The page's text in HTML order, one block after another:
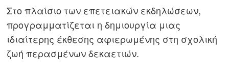
Στο πλαίσιο των επετειακών εκδηλώσεων,
προγραμματίζεται η δημιουργία μιας
ιδιαίτερης έκθεσης αφιερωμένης στη σχολική
ζωή περασμένων δεκαετιών.